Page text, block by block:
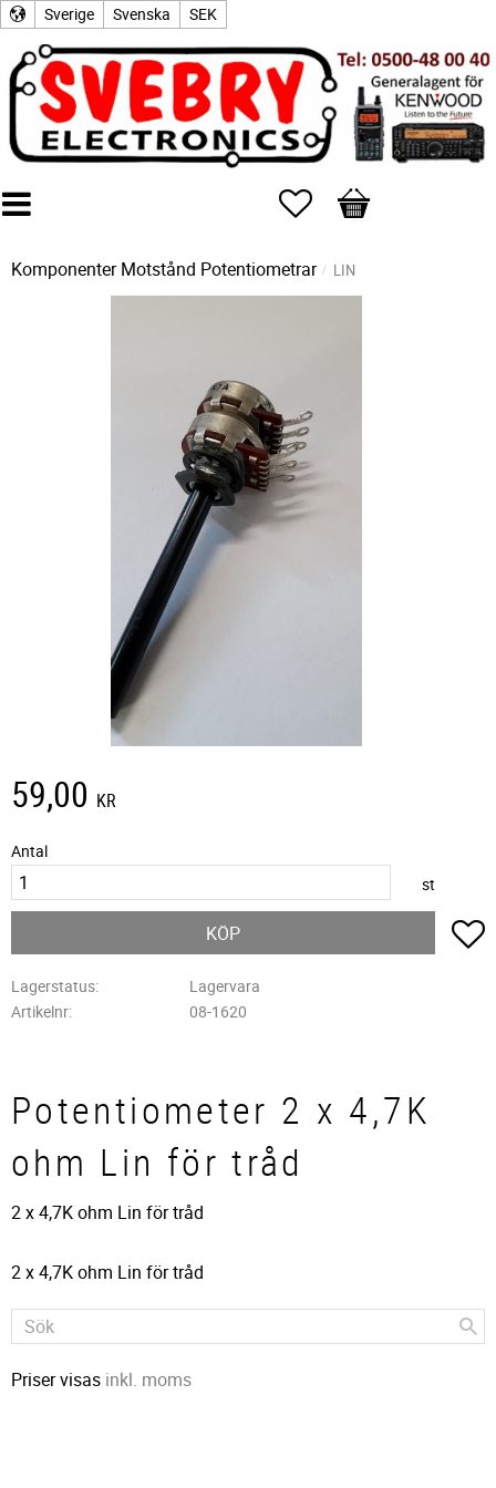
Sverige Svenska SEK
Favoriter
Kundvagn
Komponenter Motstånd Potentiometrar LIN
59,00 KR
Antal
st
KÖP
Lagerstatus
Lagervara
Artikelnr
08-1620
Potentiometer 2 x 4,7K
ohm Lin för tråd
2 x 4,7K ohm Lin för tråd
2 x 4,7K ohm Lin för tråd
Priser visas inkl. moms